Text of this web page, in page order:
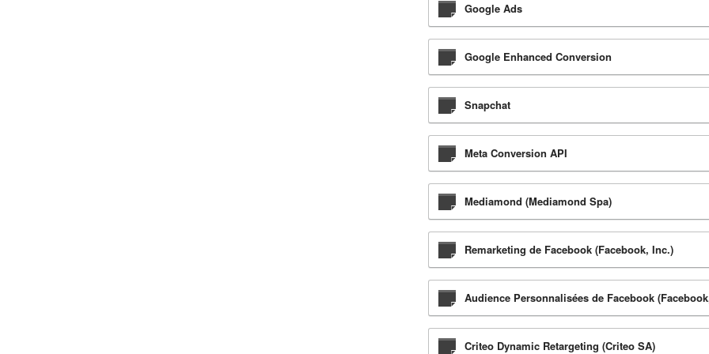
Google Ads
Google Enhanced Conversion
Snapchat
Meta Conversion API
Mediamond (Mediamond Spa)
Remarketing de Facebook (Facebook, Inc.)
Audience Personnalisées de Facebook
Criteo Dynamic Retargeting (Criteo SA)